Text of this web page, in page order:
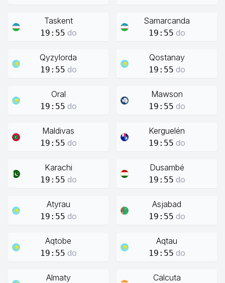
Taskent
19:55 do
Samarcanda
19:55 do
Qyzylorda
19:55 do
Qostanay
19:55 do
Oral
19:55 do
Mawson
19:55 do
Maldivas
19:55 do
Kerguelén
19:55 do
Karachi
19:55 do
Dusambé
19:55 do
Atyrau
19:55 do
Asjabad
19:55 do
Aqtobe
19:55 do
Aqtau
19:55 do
Almaty Calcuta